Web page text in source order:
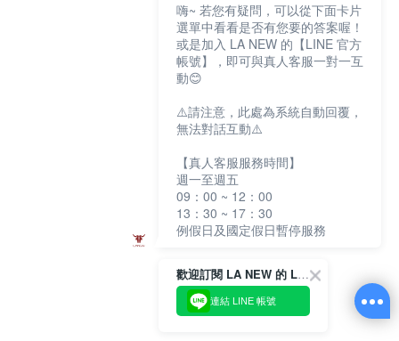
歡迎訂閱 LA NEW 的 LINE 官方帳號
連結 LINE 帳號
嗨~ 若您有疑問，可以從下面卡片
選單中看看是否有您要的答案喔！
或是加入 LA NEW 的【LINE 官方
帳號】，即可與真人客服一對一互
動😊
⚠️請注意，此處為系統自動回覆，
無法對話互動⚠️
【真人客服服務時間】
週一至週五
09：00 ~ 12：00
13：30 ~ 17：30
例假日及國定假日暫停服務